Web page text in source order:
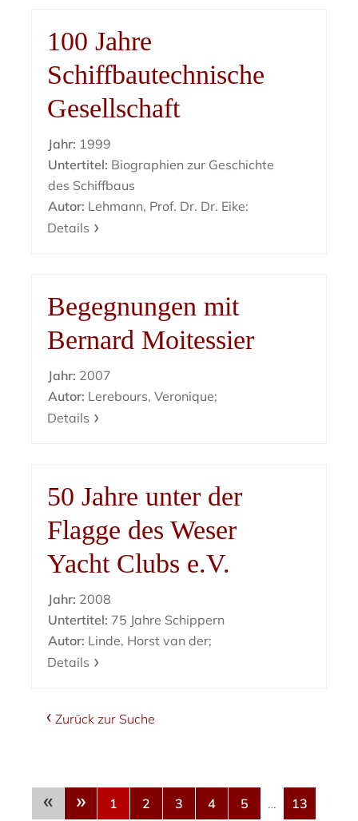
100 Jahre
Schiffbautechnische
Gesellschaft
Jahr: 1999
Untertitel: Biographien zur Geschichte
des Schiffbaus
Autor: Lehmann, Prof. Dr. Dr. Eike:
Details
Begegnungen mit
Bernard Moitessier
Jahr: 2007
Autor: Lerebours, Veronique;
Details
50 Jahre unter der
Flagge des Weser
Yacht Clubs e.V.
Jahr: 2008
Untertitel: 75 Jahre Schippern
Autor: Linde, Horst van der;
Details
Zurück zur Suche
« » 1 2 3 4 5 … 13